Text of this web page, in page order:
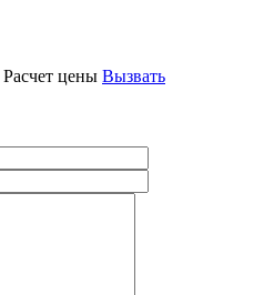
Расчет цены Вызвать